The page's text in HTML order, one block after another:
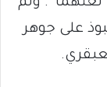
على جوهر